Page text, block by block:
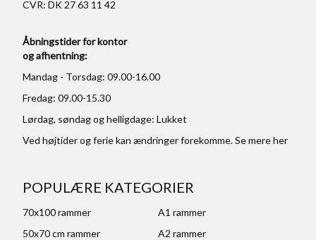
CVR: DK 27 63 11 42
Åbningstider for kontor
og afhentning:
Mandag - Torsdag: 09.00-16.00
Fredag: 09.00-15.30
Lørdag, søndag og helligdage: Lukket
Ved højtider og ferie kan ændringer forekomme. Se mereher
POPULÆRE KATEGORIER
70x100 rammer
A1 rammer
50x70 cm rammer
A2 rammer